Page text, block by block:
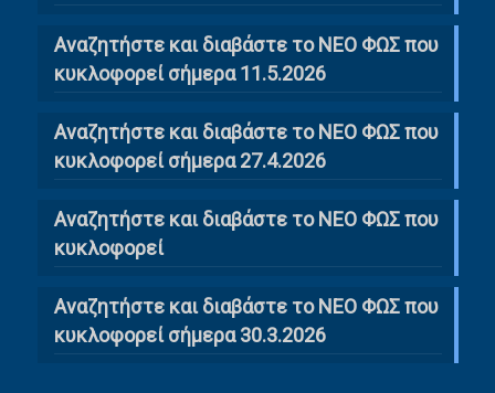
Αναζητήστε και διαβάστε το ΝΕΟ ΦΩΣ που
κυκλοφορεί σήμερα 11.5.2026
Αναζητήστε και διαβάστε το ΝΕΟ ΦΩΣ που
κυκλοφορεί σήμερα 27.4.2026
Αναζητήστε και διαβάστε το ΝΕΟ ΦΩΣ που
κυκλοφορεί
Αναζητήστε και διαβάστε το ΝΕΟ ΦΩΣ που
κυκλοφορεί σήμερα 30.3.2026